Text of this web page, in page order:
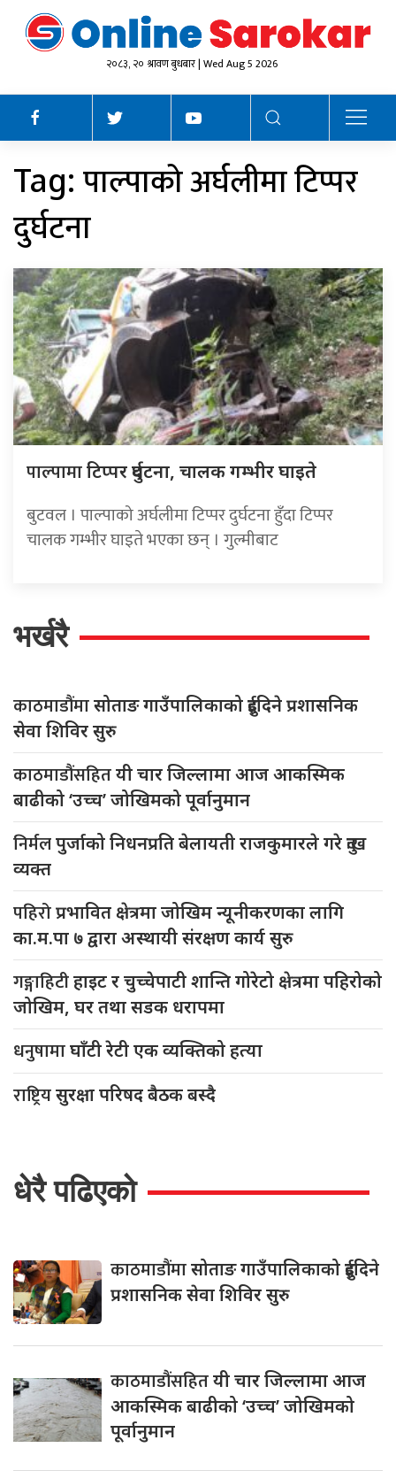
२०८३, २० श्रावण बुधबार | Wed Aug 5 2026
Tag: पाल्पाको अर्घलीमा टिप्पर
दुर्घटना
पाल्पामाटिप्पर दुर्घटना, चालक गम्भीर घाइते
बुटवल । पाल्पाको अर्घलीमा टिप्पर दुर्घटना हुँदा टिप्पर
चालक गम्भीर घाइते भएका छन् । गुल्मीबाट
भर्खरै
काठमाडौंमासोताङ गाउँपालिकाको दुईदिने प्रशासनिक
सेवा शिविर सुरु
काठमाडौंसहितयी चार जिल्लामा आज आकस्मिक
बाढीको ‘उच्च’ जोखिमको पूर्वानुमान
निर्मलपुर्जाको निधनप्रति बेलायती राजकुमारले गरे दुःख
व्यक्त
पहिरोप्रभावित क्षेत्रमा जोखिम न्यूनीकरणका लागि
का.म.पा ७ द्वारा अस्थायी संरक्षण कार्य सुरु
गङ्गाहिटीहाइट र चुच्चेपाटी शान्ति गोरेटो क्षेत्रमा पहिरोको
जोखिम, घर तथा सडक धरापमा
धनुषामाघाँटी रेटी एक व्यक्तिको हत्या
राष्ट्रियसुरक्षा परिषद बैठक बस्दै
धेरै पढिएको
काठमाडौंमासोताङ गाउँपालिकाको दुईदिने
प्रशासनिक सेवा शिविर सुरु
काठमाडौंसहितयी चार जिल्लामा आज
आकस्मिक बाढीको ‘उच्च’ जोखिमको
पूर्वानुमान